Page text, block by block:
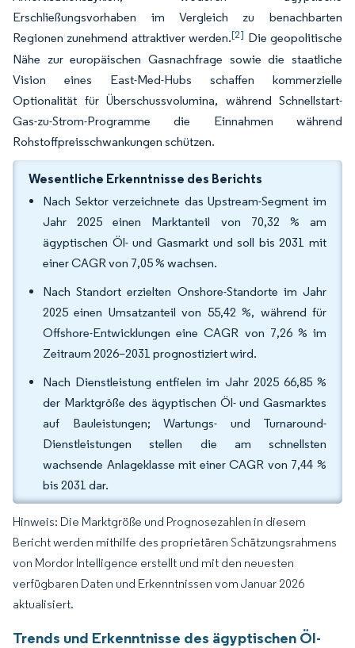
Erschließungsvorhaben im Vergleich zu benachbarten
Regionen zunehmend attraktiver werden.[2] Die geopolitische
Nähe zur europäischen Gasnachfrage sowie die staatliche
Vision eines East-Med-Hubs schaffen kommerzielle
Optionalität für Überschussvolumina, während Schnellstart-
Gas-zu-Strom-Programme die Einnahmen während
Rohstoffpreisschwankungen schützen.
Wesentliche Erkenntnisse des Berichts
Nach Sektor verzeichnete das Upstream-Segment im
Jahr 2025 einen Marktanteil von 70,32 % am
ägyptischen Öl- und Gasmarkt und soll bis 2031 mit
einer CAGR von 7,05 % wachsen.
Nach Standort erzielten Onshore-Standorte im Jahr
2025 einen Umsatzanteil von 55,42 %, während für
Offshore-Entwicklungen eine CAGR von 7,26 % im
Zeitraum 2026–2031 prognostiziert wird.
Nach Dienstleistung entfielen im Jahr 2025 66,85 %
der Marktgröße des ägyptischen Öl- und Gasmarktes
auf Bauleistungen; Wartungs- und Turnaround-
Dienstleistungen stellen die am schnellsten
wachsende Anlageklasse mit einer CAGR von 7,44 %
bis 2031 dar.
Hinweis: Die Marktgröße und Prognosezahlen in diesem
Bericht werden mithilfe des proprietären Schätzungsrahmens
von Mordor Intelligence erstellt und mit den neuesten
verfügbaren Daten und Erkenntnissen vom Januar 2026
aktualisiert.
Trends und Erkenntnisse des ägyptischen Öl-